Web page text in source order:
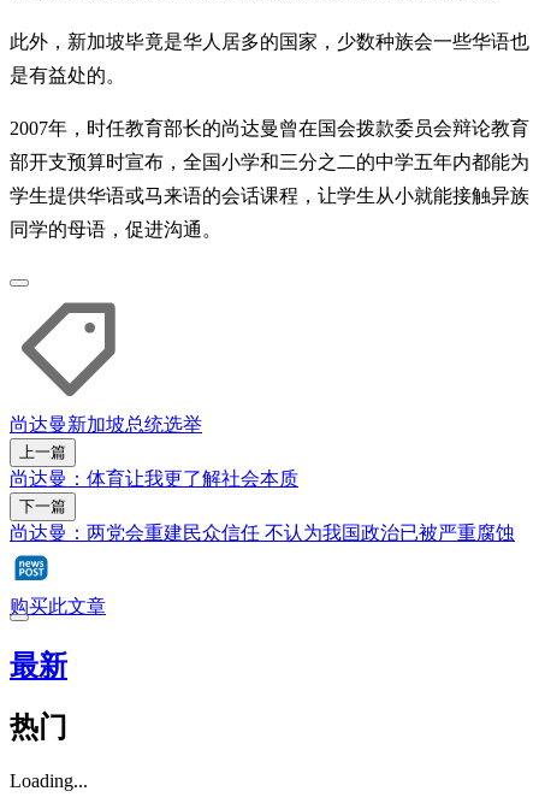
此外，新加坡毕竟是华人居多的国家，少数种族会一些华语也
是有益处的。
2007年，时任教育部长的尚达曼曾在国会拨款委员会辩论教育
部开支预算时宣布，全国小学和三分之二的中学五年内都能为
学生提供华语或马来语的会话课程，让学生从小就能接触异族
同学的母语，促进沟通。
尚达曼新加坡总统选举
上一篇
尚达曼：体育让我更了解社会本质
下一篇
尚达曼：两党会重建民众信任 不认为我国政治已被严重腐蚀
购买此文章
最新
热门
Loading...